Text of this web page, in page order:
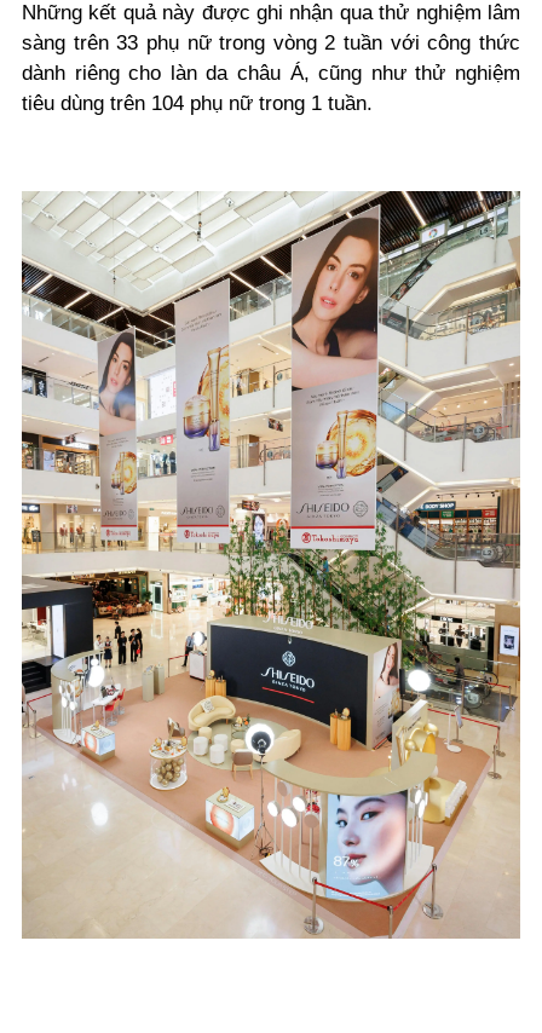
Những kết quả này được ghi nhận qua thử nghiệm lâm
sàng trên 33 phụ nữ trong vòng 2 tuần với công thức
dành riêng cho làn da châu Á, cũng như thử nghiệm
tiêu dùng trên 104 phụ nữ trong 1 tuần.